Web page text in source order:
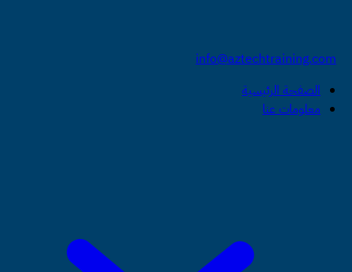
info@aztechtraining.com
الصفحة الرئيسية
معلومات عنا